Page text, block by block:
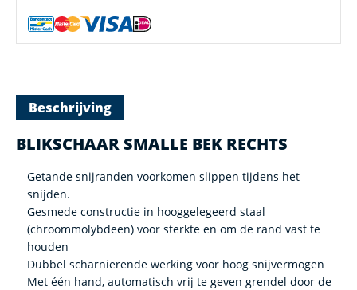
Beschrijving
BLIKSCHAAR SMALLE BEK RECHTS
Getande snijranden voorkomen slippen tijdens het
snijden.
Gesmede constructie in hooggelegeerd staal
(chroommolybdeen) voor sterkte en om de rand vast te
houden
Dubbel scharnierende werking voor hoog snijvermogen
Met één hand, automatisch vrij te geven grendel door de